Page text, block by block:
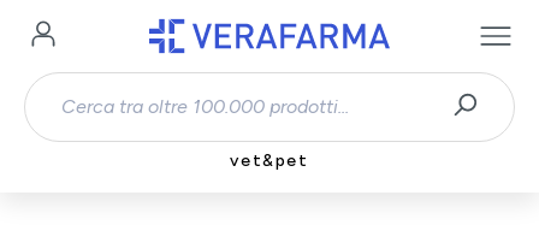
Passa al contenuto principale
vet&pet